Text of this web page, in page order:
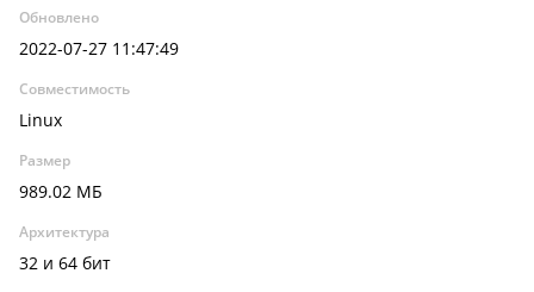
Обновлено
2022-07-27 11:47:49
Совместимость
Linux
Размер
989.02 МБ
Архитектура
32 и 64 бит